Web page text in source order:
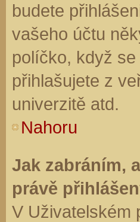
budete
vašeho účtu
políčko, když
přihlašujete z
univerzitě atd.
Nahoru
Jak zabráním,
právě
V Uživatelském